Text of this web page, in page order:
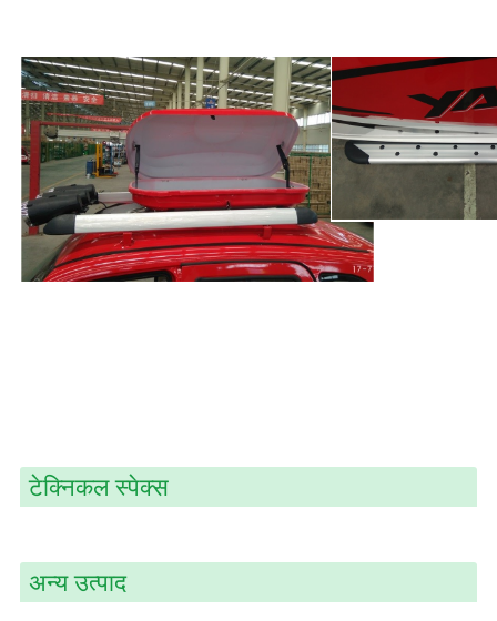
टेक्निकल स्पेक्स
अन्य उत्पाद